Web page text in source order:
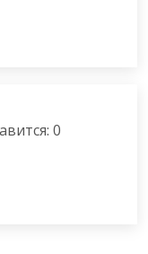
0